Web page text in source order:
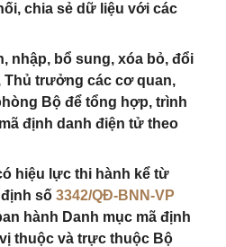
chia sẻ dữ liệu với các
nhập, bổ sung, xóa bỏ, đổi
Thủ trưởng các cơ quan,
Bộ để tổng hợp, trình
định danh điện tử theo
hiệu lực thi hành kể từ
số 3342/QĐ-BNN-VP
hành Danh mục mã định
thuộc và trực thuộc Bộ